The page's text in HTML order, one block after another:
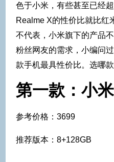
色于小米，有些甚至已经
Realme X的性价比就比红
不代表，小米旗下的产品
粉丝网友的需求，小编问
款手机最具性价比。选哪款
第一款：小
参考价格：3699
推荐版本：8+128GB